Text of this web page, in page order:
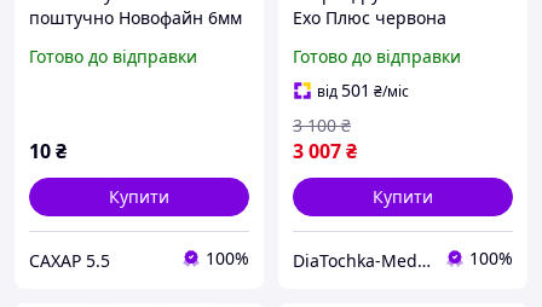
поштучно Новофайн 6мм
Готово до відправки
10₴
Купити
САХАР 5.5 100%
Ехо Плюс червона
зберіганням пам'яті та
NFC
Готово до відправки
від501 ₴/міс
3 007₴
3 100 ₴
Купити
DiaTochka-Medical online-shop 100%